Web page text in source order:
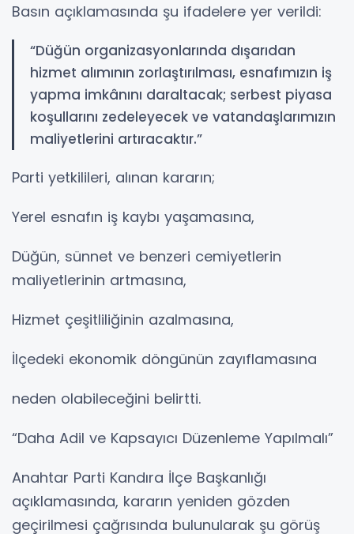
Basın açıklamasında şu ifadelere yer verildi:
“Düğün organizasyonlarında dışarıdan
hizmet alımının zorlaştırılması, esnafımızın iş
yapma imkânını daraltacak; serbest piyasa
koşullarını zedeleyecek ve vatandaşlarımızın
maliyetlerini artıracaktır.”
Parti yetkilileri, alınan kararın;
Yerel esnafın iş kaybı yaşamasına,
Düğün, sünnet ve benzeri cemiyetlerin
maliyetlerinin artmasına,
Hizmet çeşitliliğinin azalmasına,
İlçedeki ekonomik döngünün zayıflamasına
neden olabileceğini belirtti.
“Daha Adil ve Kapsayıcı Düzenleme Yapılmalı”
Anahtar Parti Kandıra İlçe Başkanlığı
açıklamasında, kararın yeniden gözden
geçirilmesi çağrısında bulunularak şu görüş